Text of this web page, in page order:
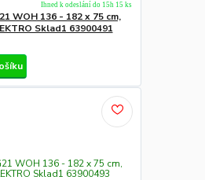
WOH 136 - 182 x 75 cm,
Sklad1 63900491
Ihned k odeslání do 15h 15 ks